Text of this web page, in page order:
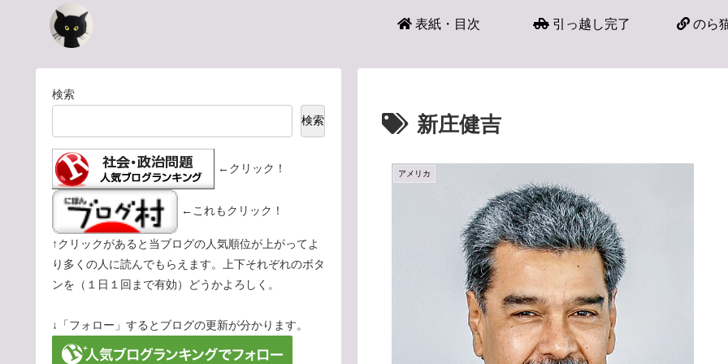
表紙・目次 引っ越し完了 のら
新庄健吉
アメリカ
検索
検索
←クリック！
←これもクリック！
↑クリックがあると当ブログの人気順位が上がってよ
り多くの人に読んでもらえます。上下それぞれのボタ
ンを（１日１回まで有効）どうかよろしく。
↓「フォロー」するとブログの更新が分かります。